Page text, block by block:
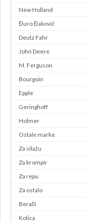
New Holland
Đuro Đaković
Deutz Fahr
John Deere
M. Ferguson
Bourgoin
Epple
Geringhoff
Holmer
Ostale marke
Za silažu
Za krompir
Za repu
Za ostalo
Berači
Kolica